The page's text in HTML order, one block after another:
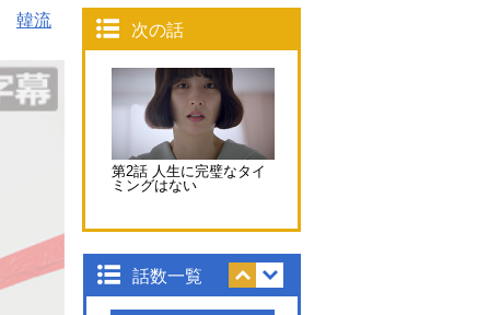
韓流
次の話
第2話 人生に完璧なタイ
ミングはない
話数一覧